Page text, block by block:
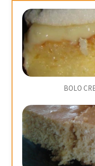
BOLO